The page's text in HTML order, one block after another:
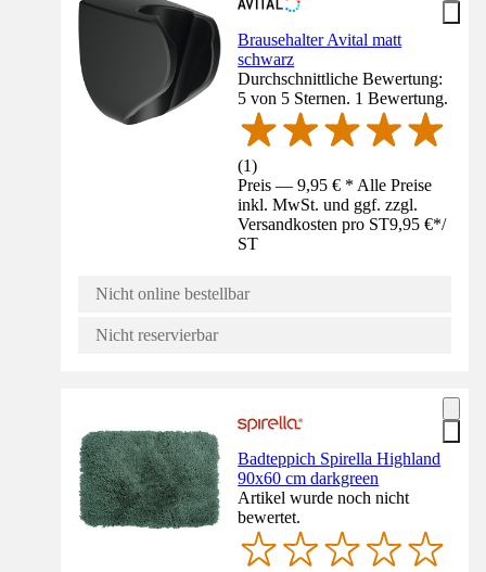
Brausehalter Avital matt
schwarz
Durchschnittliche Bewertung:
5 von 5 Sternen. 1 Bewertung.
(1)
Preis — 9,95 € * Alle Preise
inkl. MwSt. und ggf. zzgl.
Versandkosten pro ST9,95 €*/
ST
Nicht online bestellbar
Nicht reservierbar
Badteppich Spirella Highland
90x60 cm darkgreen
Artikel wurde noch nicht
bewertet.